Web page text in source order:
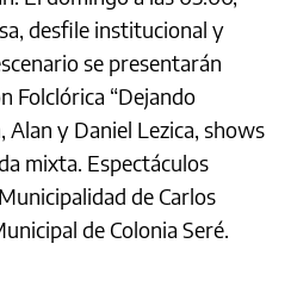
desfile institucional y
se presentarán
Folclórica “Dejando
Alan y Daniel Lezica, shows
mixta. Espectáculos
de Carlos
de Colonia Seré.